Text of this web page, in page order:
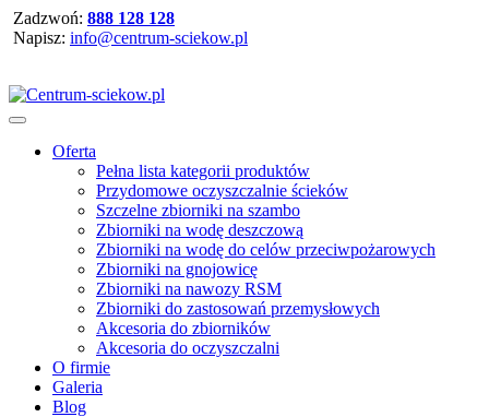
Zadzwoń: 888 128 128
Napisz: info@centrum-sciekow.pl
Oferta
Pełna lista kategorii produktów
Przydomowe oczyszczalnie ścieków
Szczelne zbiorniki na szambo
Zbiorniki na wodę deszczową
Zbiorniki na wodę do celów przeciwpożarowych
Zbiorniki na gnojowicę
Zbiorniki na nawozy RSM
Zbiorniki do zastosowań przemysłowych
Akcesoria do zbiorników
Akcesoria do oczyszczalni
O firmie
Galeria
Blog